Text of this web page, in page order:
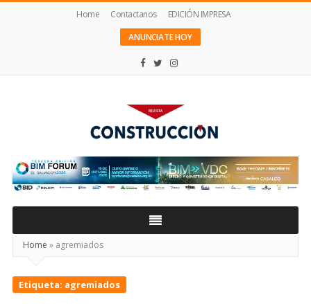
Home Contactanos
EDICIÓN IMPRESA
ANUNCIATE HOY
Construcción
Home » agremiados
Etiqueta: agremiados